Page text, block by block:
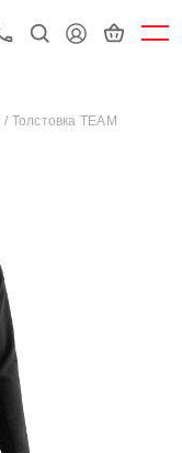
/ Толстовка TEAM